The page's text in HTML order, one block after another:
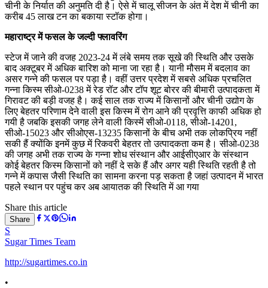
चीनी के निर्यात की अनुमति दी है। ऐसे में चालू सीजन के अंत में देश में चीनी का
करीब 45 लाख टन का बकाया स्टॉक होगा।
महाराष्ट्र में फसल के जल्दी फ्लावरिंग
स्टेज में जाने की वजह 2023-24 में लंबे समय तक सूखे की स्थिति और उसके
बाद अक्टूबर में अधिक बारिश को माना जा रहा है। यानी मौसम में बदलाव का
असर गन्ने की फसल पर पड़ा है। वहीं उत्तर प्रदेश में सबसे अधिक प्रचलित
गन्ना किस्म सीओ-0238 में रेड रॉट और टॉप शूट बोरर की बीमारी उत्पादकता में
गिरावट की बड़ी वजह है। कई साल तक राज्य में किसानों और चीनी उद्योग के
लिए बेहतर परिणाम देने वाली इस किस्म में रोग आने की प्रवृत्ति काफी अधिक हो
गयी है जबकि इसकी जगह लेने वाली किस्में सीओ-0118, सीओ-14201,
सीओ-15023 और सीओएस-13235 किसानों के बीच अभी तक लोकप्रिय नहीं
सकी हैं क्योंकि इनमें कुछ में रिकवरी बेहतर तो उत्पादकता कम है। सीओ-0238
की जगह अभी तक राज्य के गन्ना शोध संस्थान और आईसीएआर के संस्थान
कोई बेहतर किस्म किसानों को नहीं दे सके हैं और अगर यही स्थिति रहती है तो
गन्ने में कपास जैसी स्थिति का सामना करना पड़ सकता है जहां उत्पादन में भारत
पहले स्थान पर पहुंच कर अब आयातक की स्थिति में आ गया
Share this article
Share
S
Sugar Times Team
http://sugartimes.co.in
•